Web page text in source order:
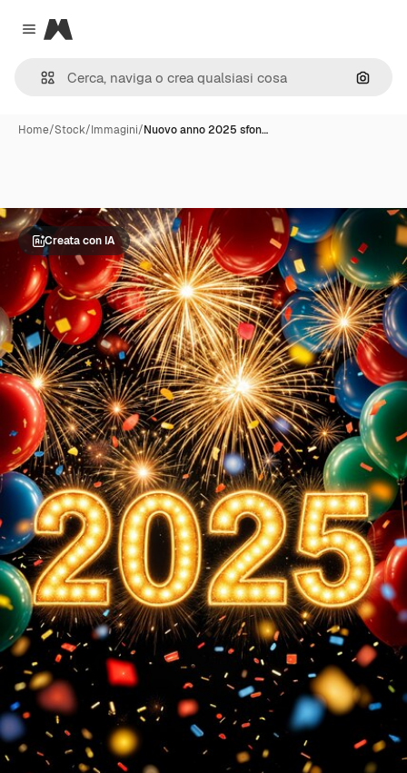
Close menu
Magnific
Cerca
Home/Stock/Immagini/Nuovo anno 2025 sfon…
Creata con IA